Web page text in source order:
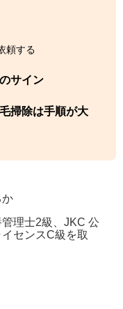
頼する
サイン
掃除は手順が大
か
理士2級、JKC 公
センスC級を取